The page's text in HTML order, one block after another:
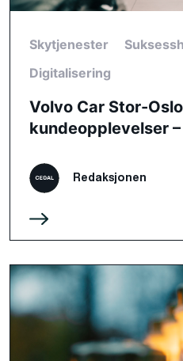
Skytjenester
Digitalisering
Volvo Car Stor-
kundeopplevelser
Redaksjonen